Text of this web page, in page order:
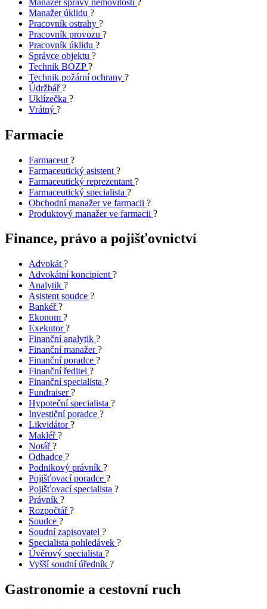
Manažer úklidu ?
Pracovník ostrahy ?
Pracovník provozu ?
Pracovník úklidu ?
Správce objektu ?
Technik BOZP?
Technik požární ochrany ?
Údržbář?
Uklízečka ?
Vrátný ?
Farmacie
Farmaceut ?
Farmaceutický asistent ?
Farmaceutický reprezentant ?
Farmaceutický specialista ?
Obchodní manažer ve farmacii ?
Produktový manažer ve farmacii ?
Finance, právo a pojišťovnictví
Advokát ?
Advokátní koncipient ?
Analytik ?
Asistent soudce ?
Bankéř?
Ekonom ?
Exekutor?
Finanční analytik ?
Finanční manažer?
Finanční poradce ?
Finanční ředitel ?
Finanční specialista ?
Fundraiser?
Hypoteční specialista ?
Investiční poradce ?
Likvidátor?
Makléř?
Notář?
Odhadce ?
Podnikový právník ?
Pojišťovací poradce ?
Pojišťovací specialista ?
Právník ?
Rozpočtář?
Soudce ?
Soudní zapisovatel ?
Specialista pohledávek ?
Úvěrový specialista ?
Vyšší soudní úředník ?
Gastronomie a cestovní ruch